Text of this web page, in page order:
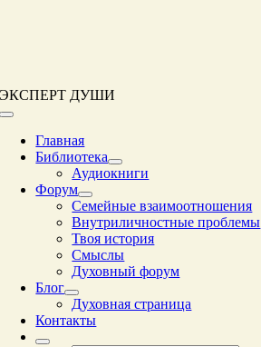
ЭКСПЕРТ ДУШИ
Переключение
навигацииГлавная
Библиотека
Аудиокниги
Форум
Семейные взаимоотношения
Внутриличностные проблемы
Твоя история
Смыслы
Духовный форум
Блог
Духовная страница
Контакты